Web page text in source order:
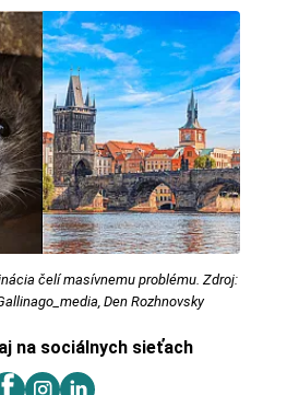
čelí masívnemu problému. Zdroj:
Den Rozhnovsky
na sociálnych sieťach